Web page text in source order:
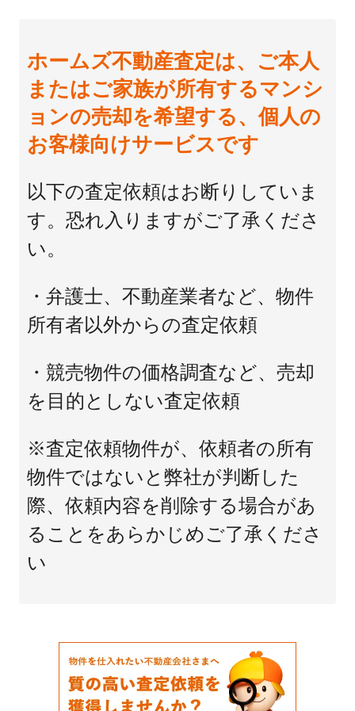
ホームズ不動産査定は、ご本人
またはご家族が所有するマンシ
ョンの売却を希望する、個人の
お客様向けサービスです
以下の査定依頼はお断りしていま
す。恐れ入りますがご了承くださ
い。
・弁護士、不動産業者など、物件
所有者以外からの査定依頼
・競売物件の価格調査など、売却
を目的としない査定依頼
※査定依頼物件が、依頼者の所有
物件ではないと弊社が判断した
際、依頼内容を削除する場合があ
ることをあらかじめご了承くださ
い